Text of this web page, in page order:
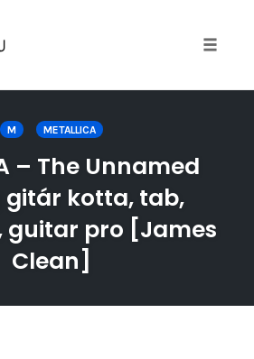
M METALLICA
– The Unnamed
gitár kotta, tab,
guitar pro [James
Clean]